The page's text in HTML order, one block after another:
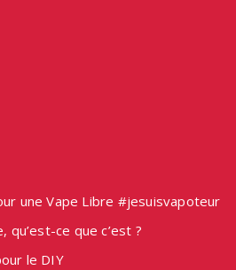
une Vape Libre #jesuisvapoteur
qu’est-ce que c’est ?
le DIY